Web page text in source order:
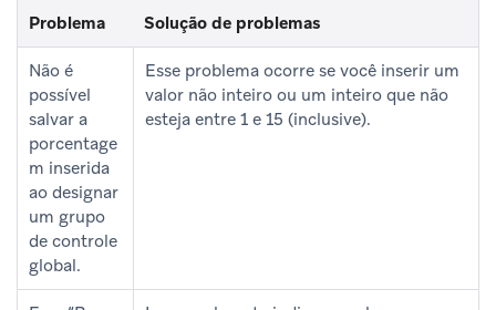
Problema Solução de problemas
Não é
possível
salvar a
porcentage
m inserida
ao designar
um grupo
de controle
global.
Esse problema ocorre se você inserir um
valor não inteiro ou um inteiro que não
esteja entre 1 e 15 (inclusive).